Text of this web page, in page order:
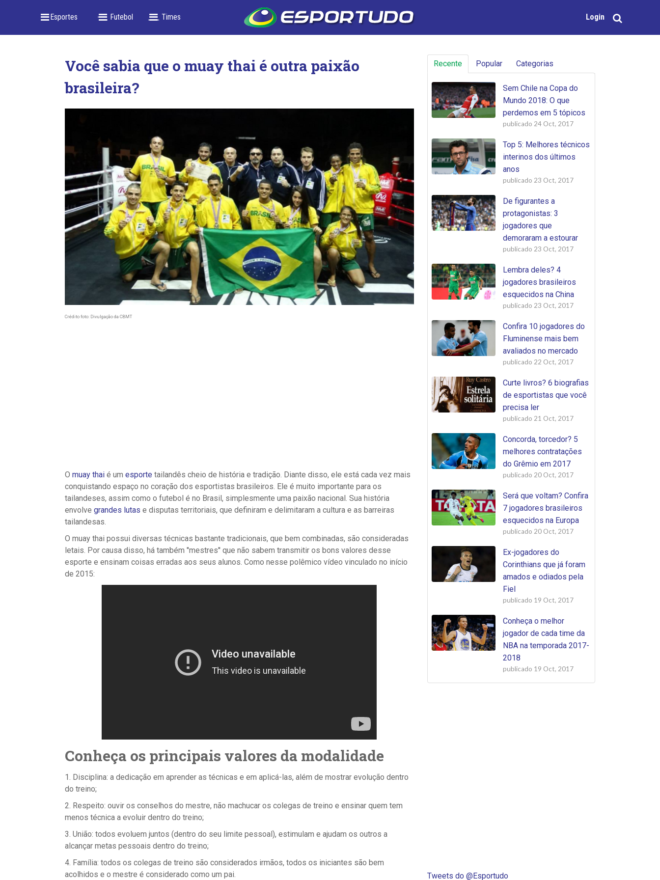
_ Esportes -- _ Futebol ___ Times Login
Você sabia que o muay thai é outra paixão
brasileira?
Crédito foto: Divulgação da CBMT
O muay thai é um esporte tailandês cheio de história e tradição. Diante disso, ele está cada vez mais
conquistando espaço no coração dos esportistas brasileiros. Ele é muito importante para os
tailandeses, assim como o futebol é no Brasil, simplesmente uma paixão nacional. Sua história
envolve grandes lutas e disputas territoriais, que definiram e delimitaram a cultura e as barreiras
tailandesas.
O muay thai possui diversas técnicas bastante tradicionais, que bem combinadas, são consideradas
letais. Por causa disso, há também ''mestres'' que não sabem transmitir os bons valores desse
esporte e ensinam coisas erradas aos seus alunos. Como nesse polêmico vídeo vinculado no início
de 2015:
Conheça os principais valores da modalidade
1. Disciplina: a dedicação em aprender as técnicas e em aplicá-las, além de mostrar evolução dentro
do treino;
2. Respeito: ouvir os conselhos do mestre, não machucar os colegas de treino e ensinar quem tem
menos técnica a evoluir dentro do treino;
3. União: todos evoluem juntos (dentro do seu limite pessoal), estimulam e ajudam os outros a
alcançar metas pessoais dentro do treino;
4. Família: todos os colegas de treino são considerados irmãos, todos os iniciantes são bem
acolhidos e o mestre é considerado como um pai.
Recente Popular Categorias
Sem Chile na Copa do
Mundo 2018: O que
perdemos em 5 tópicos
publicado 24 Oct, 2017
Top 5: Melhores técnicos
interinos dos últimos
anos
publicado 23 Oct, 2017
De figurantes a
protagonistas: 3
jogadores que
demoraram a estourar
publicado 23 Oct, 2017
Lembra deles? 4
jogadores brasileiros
esquecidos na China
publicado 23 Oct, 2017
Confira 10 jogadores do
Fluminense mais bem
avaliados no mercado
publicado 22 Oct, 2017
Curte livros? 6 biografias
de esportistas que você
precisa ler
publicado 21 Oct, 2017
Concorda, torcedor? 5
melhores contratações
do Grêmio em 2017
publicado 20 Oct, 2017
Será que voltam? Confira
7 jogadores brasileiros
esquecidos na Europa
publicado 20 Oct, 2017
Ex-jogadores do
Corinthians que já foram
amados e odiados pela
Fiel
publicado 19 Oct, 2017
Conheça o melhor
jogador de cada time da
NBA na temporada 2017-
2018
publicado 19 Oct, 2017
Tweets do @Esportudo